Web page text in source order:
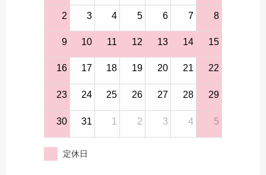
2 3 4 5 6 7 8
9 10 11 12 13 14 15
16 17 18 19 20 21 22
23 24 25 26 27 28 29
30 31 1 2 3 4 5
定休日